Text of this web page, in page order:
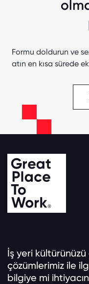
Formu doldurun ve
atın en kısa sürede
İş yeri
çözümlerimiz ile
bilgiye mi